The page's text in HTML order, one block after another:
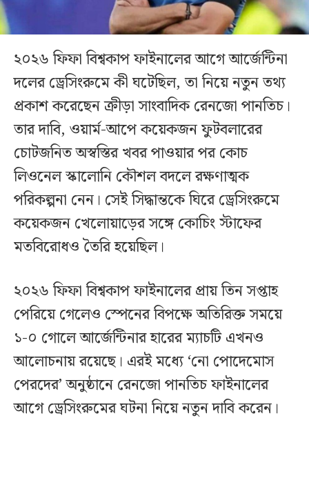
২০২৬ ফিফা বিশ্বকাপ ফাইনালের আগে আর্জেন্টিনা
দলের ড্রেসিংরুমে কী ঘটেছিল, তা নিয়ে নতুন তথ্য
প্রকাশ করেছেন ক্রীড়া সাংবাদিক রেনজো পানতিচ।
তার দাবি, ওয়ার্ম-আপে কয়েকজন ফুটবলারের
চোটজনিত অস্বস্তির খবর পাওয়ার পর কোচ
লিওনেল স্কালোনি কৌশল বদলে রক্ষণাত্মক
পরিকল্পনা নেন। সেই সিদ্ধান্তকে ঘিরে ড্রেসিংরুমে
কয়েকজন খেলোয়াড়ের সঙ্গে কোচিং স্টাফের
মতবিরোধও তৈরি হয়েছিল।
২০২৬ ফিফা বিশ্বকাপ ফাইনালের প্রায় তিন সপ্তাহ
পেরিয়ে গেলেও স্পেনের বিপক্ষে অতিরিক্ত সময়ে
১-০ গোলে আর্জেন্টিনার হারের ম্যাচটি এখনও
আলোচনায় রয়েছে। এরই মধ্যে ‘নো পোদেমোস
পেরদের’ অনুষ্ঠানে রেনজো পানতিচ ফাইনালের
আগে ড্রেসিংরুমের ঘটনা নিয়ে নতুন দাবি করেন।